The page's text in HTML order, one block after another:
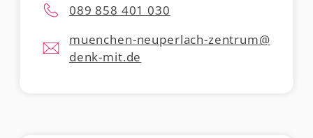
089 858 401 030
muenchen-neuperlach-zentrum@
denk-mit.de